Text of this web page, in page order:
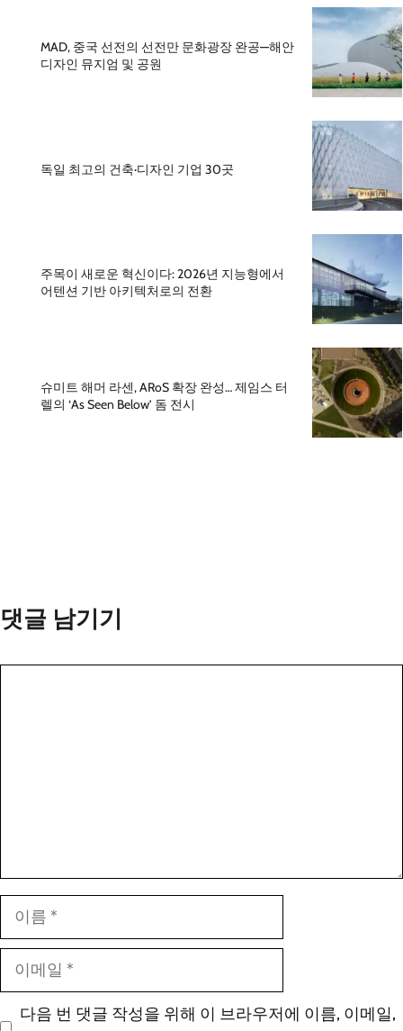
MAD, 중국 선전의 선전만 문화광장 완공—해안
디자인 뮤지엄 및 공원
독일 최고의 건축·디자인 기업 30곳
주목이 새로운 혁신이다: 2026년 지능형에서
어텐션 기반 아키텍처로의 전환
슈미트 해머 라센, ARoS 확장 완성… 제임스 터
렐의 ‘As Seen Below’ 돔 전시
댓글 남기기
다음 번 댓글 작성을 위해 이 브라우저에 이름, 이메일,